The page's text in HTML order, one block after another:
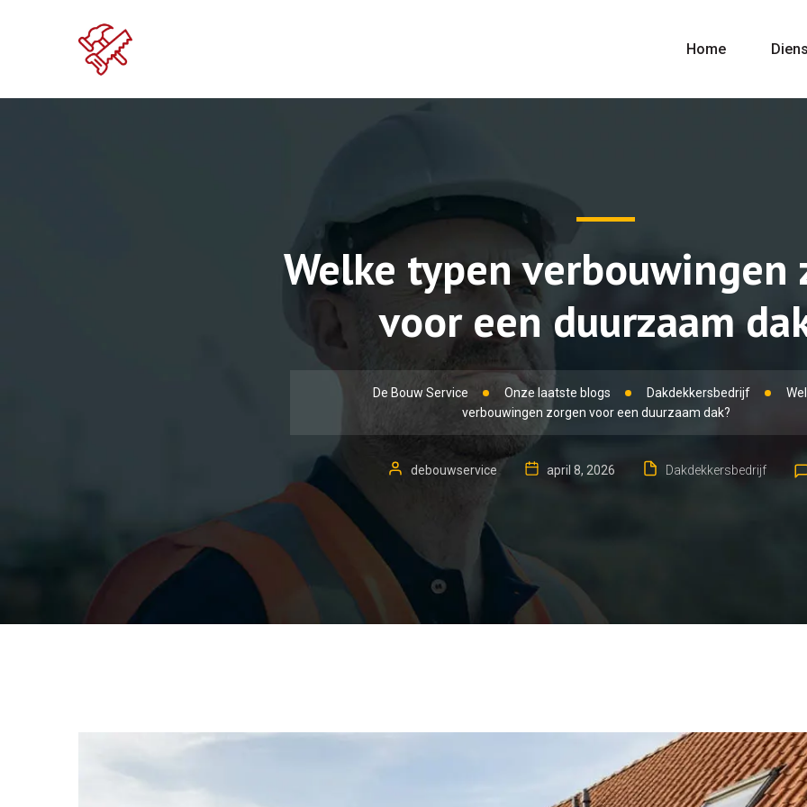
Home
Welke typen verbouwingen
voor een duurzaam
De Bouw Service Onze laatste blogs Dakdekkersbedrijf
verbouwingen zorgen voor een duurzaam dak?
debouwservice april 8, 2026 Dakdekkersbedrijf